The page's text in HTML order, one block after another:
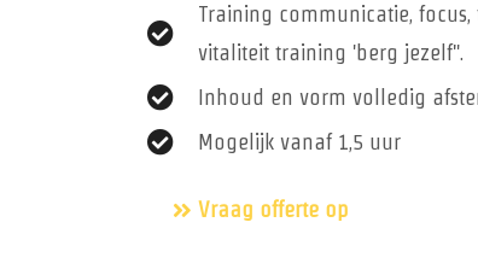
Training communicatie,
vitaliteit training 'berg jezelf".
Inhoud en vorm volledig
Mogelijk vanaf 1,5 uur
Vraag offerte op